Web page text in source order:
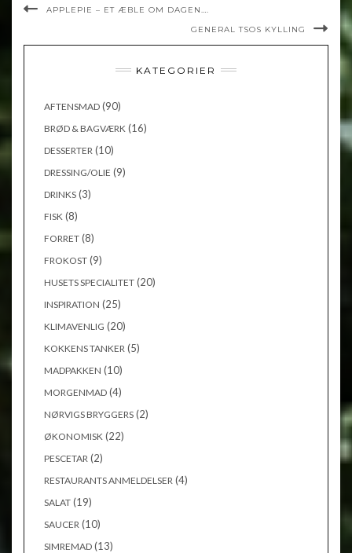
APPLEPIE – ET ÆBLE OM DAGEN….
GENERAL TSOS KYLLING
KATEGORIER
AFTENSMAD (90)
BRØD & BAGVÆRK (16)
DESSERTER (10)
DRESSING/OLIE (9)
DRINKS (3)
FISK (8)
FORRET (8)
FROKOST (9)
HUSETS SPECIALITET (20)
INSPIRATION (25)
KLIMAVENLIG (20)
KOKKENS TANKER (5)
MADPAKKEN (10)
MORGENMAD (4)
NØRVIGS BRYGGERS (2)
ØKONOMISK (22)
PESCETAR (2)
RESTAURANTS ANMELDELSER (4)
SALAT (19)
SAUCER (10)
SIMREMAD (13)